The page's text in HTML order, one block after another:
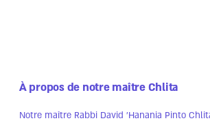
À propos de notre maître Chlita
Notre maître Rabbi David 'Hanania Pinto